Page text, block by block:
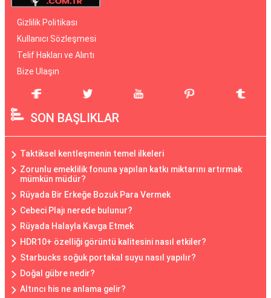
Gizlilik Politikası
Kullanıcı Sözleşmesi
Telif Hakları ve Alıntı
Bize Ulaşın
SON BAŞLIKLAR
Taktiksel kentleşmenin temel ilkeleri
Zorunlu emeklilik fonuna yapılan katkı miktarını artırmak
mümkün müdür?
Rüyada Bir Erkeğe Bozuk Para Vermek
Cebeci Plajı nerede bulunur?
Rüyada Halayla Kavga Etmek
HDR10+ özelliği görüntü kalitesini nasıl etkiler?
Starbucks soğuk portakal suyu nasıl yapılır?
Doğal gübre nedir?
Altıncı his ne anlama gelir?